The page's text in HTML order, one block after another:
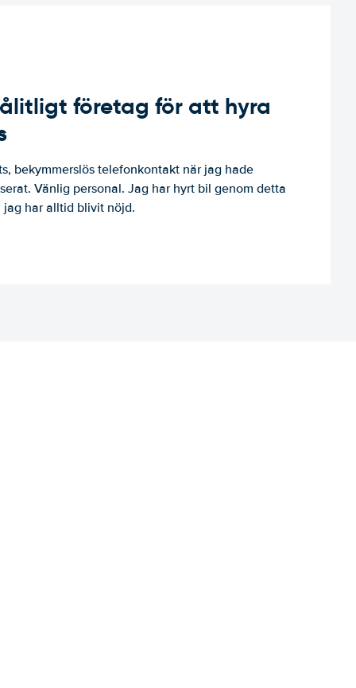
företag för att hyra
bekymmerslös telefonkontakt när jag hade
Vänlig personal. Jag har hyrt bil genom detta
har alltid blivit nöjd.